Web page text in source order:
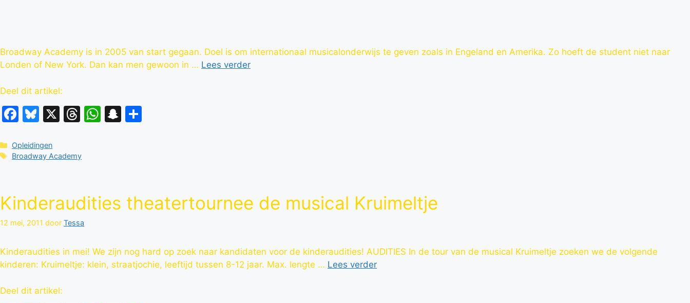
Broadway Academy is in 2005 van start gegaan. Doel is om internationaal musicalonderwijs te geven zoals in Engeland en Amerika. Zo hoeft de student niet naar
Londen of New York. Dan kan men gewoon in … Lees verder
Deel dit artikel:
Facebook
Bluesky
X Threads
WhatsApp
Snapchat
Categorieën
Opleidingen
Tags
Broadway Academy
Kinderaudities theatertournee de musical Kruimeltje
12 mei, 2011 door Tessa
Kinderaudities in mei! We zijn nog hard op zoek naar kandidaten voor de kinderaudities! AUDITIES In de tour van de musical Kruimeltje zoeken we de volgende
kinderen: Kruimeltje: klein, straatjochie, leeftijd tussen 8-12 jaar. Max. lengte … Lees verder
Deel dit artikel: